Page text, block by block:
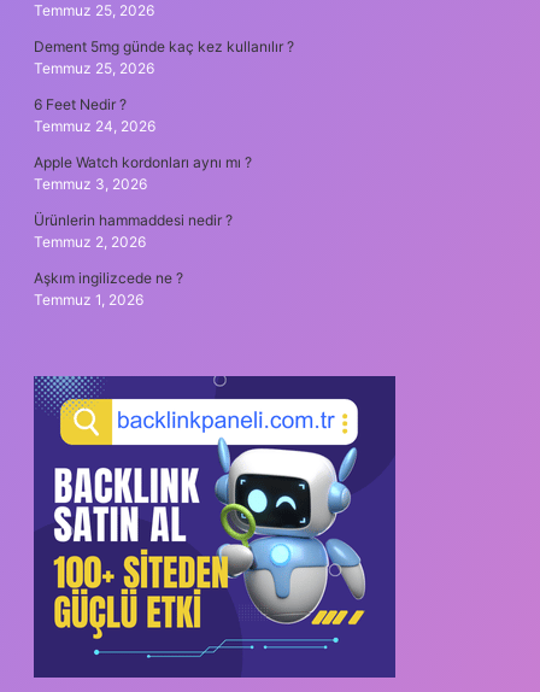
Temmuz 25, 2026
Dement 5mg günde kaç kez kullanılır ?
Temmuz 25, 2026
6 Feet Nedir ?
Temmuz 24, 2026
Apple Watch kordonları aynı mı ?
Temmuz 3, 2026
Ürünlerin hammaddesi nedir ?
Temmuz 2, 2026
Aşkım ingilizcede ne ?
Temmuz 1, 2026